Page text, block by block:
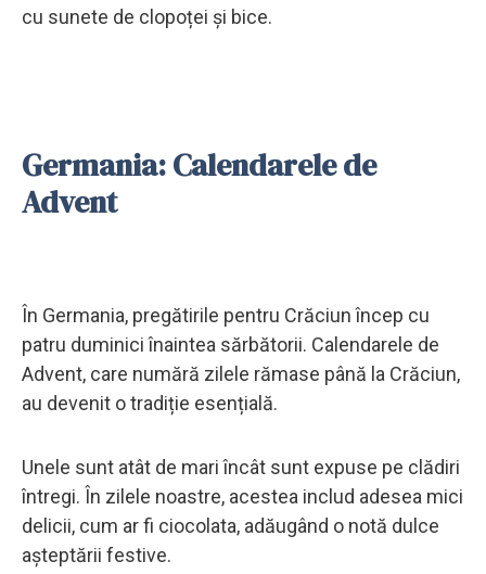
cu sunete de clopoței și bice.
Germania: Calendarele de
Advent
În Germania, pregătirile pentru Crăciun încep cu
patru duminici înaintea sărbătorii. Calendarele de
Advent, care numără zilele rămase până la Crăciun,
au devenit o tradiție esențială.
Unele sunt atât de mari încât sunt expuse pe clădiri
întregi. În zilele noastre, acestea includ adesea mici
delicii, cum ar fi ciocolata, adăugând o notă dulce
așteptării festive.